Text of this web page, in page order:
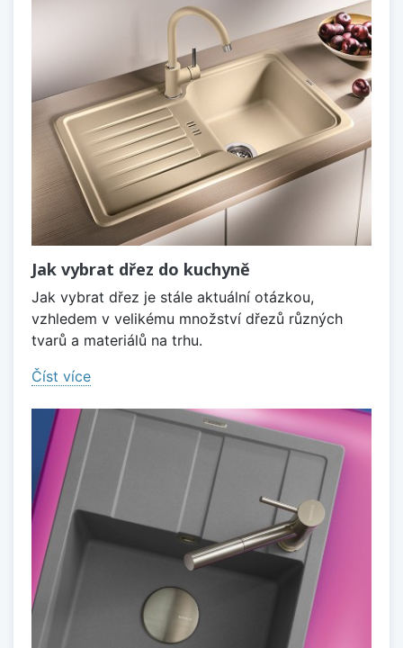
Jak vybrat dřez do kuchyně
Jak vybrat dřez je stále aktuální otázkou,
vzhledem v velikému množství dřezů různých
tvarů a materiálů na trhu.
Číst více